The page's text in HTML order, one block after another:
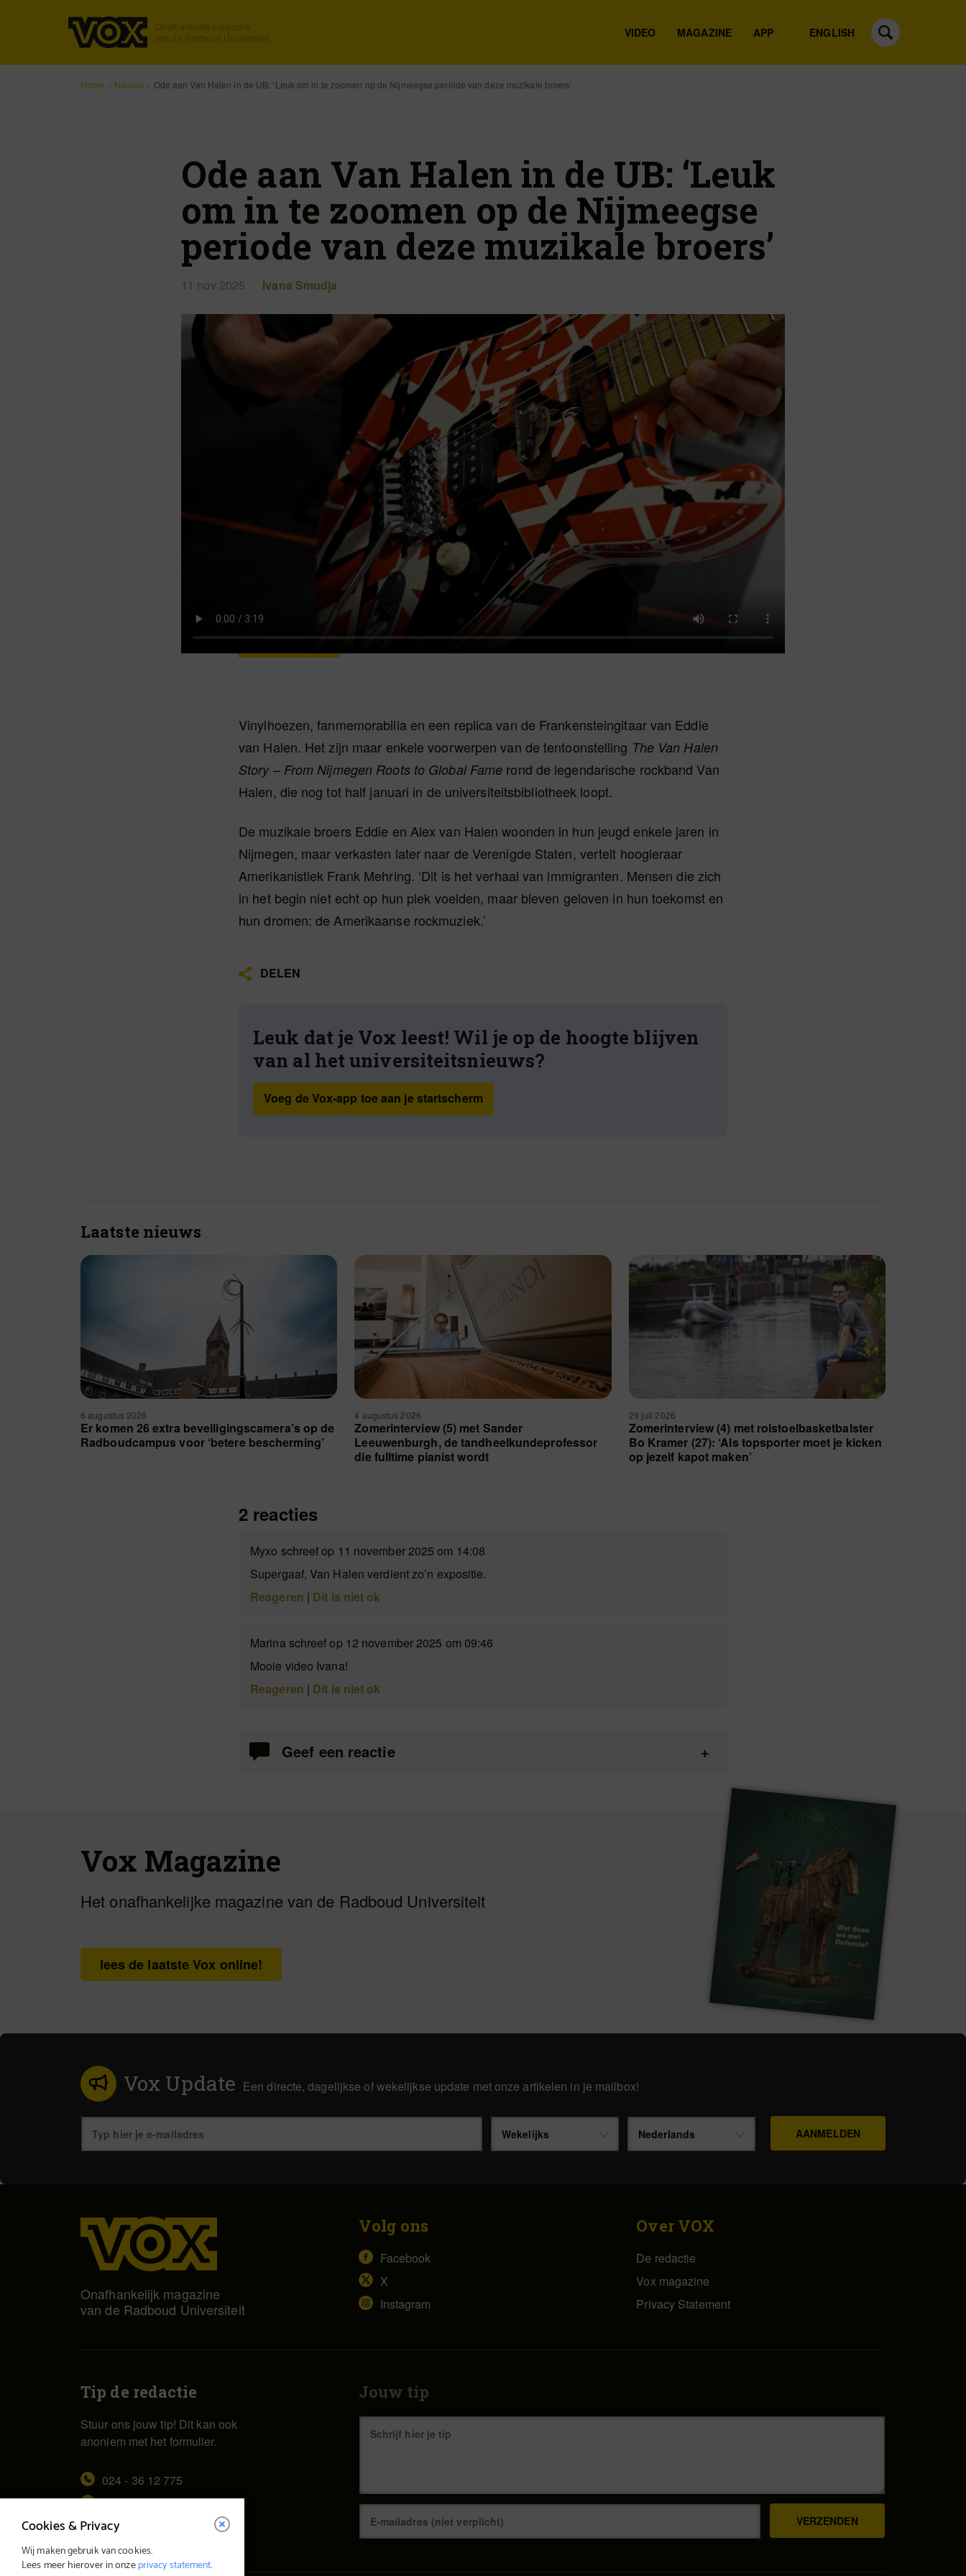
ENGLISH
VIDEO MAGAZINE APP
Home Nieuws Ode aan Van Halen in de UB: ‘Leuk om in te zoomen op de Nijmeegse periode van deze muzikale broers’
Ode aan Van Halen in de UB: ‘Leuk
om in te zoomen op de Nijmeegse
periode van deze muzikale broers’
11 nov 2025 Ivana Smudja
Vinylhoezen, fanmemorabilia en een replica van de Frankensteingitaar van Eddie
van Halen. Het zijn maar enkele voorwerpen van de tentoonstelling The Van Halen
Story – From Nijmegen Roots to Global Fame rond de legendarische rockband Van
Halen, die nog tot half januari in de universiteitsbibliotheek loopt.
De muzikale broers Eddie en Alex van Halen woonden in hun jeugd enkele jaren in
Nijmegen, maar verkasten later naar de Verenigde Staten, vertelt hoogleraar
Amerikanistiek Frank Mehring. ‘Dit is het verhaal van immigranten. Mensen die zich
in het begin niet echt op hun plek voelden, maar bleven geloven in hun toekomst en
hun dromen: de Amerikaanse rockmuziek.’
DELEN
Leuk dat je Vox leest! Wil je op de hoogte blijven
van al het universiteitsnieuws?
Voeg de Vox-app toe aan je startscherm
Laatste nieuws
6 augustus 2026
Er komen 26 extra beveiligingscamera’s op de
Radboudcampus voor ‘betere bescherming’
4 augustus 2026
Zomerinterview (5) met Sander
Leeuwenburgh, de tandheelkundeprofessor
die fulltime pianist wordt
29 juli 2026
Zomerinterview (4) met rolstoelbasketbalster
Bo Kramer (27): ‘Als topsporter moet je kicken
op jezelf kapot maken’
2 reacties
Myxo schreef op 11 november 2025 om 14:08
Supergaaf, Van Halen verdient zo’n expositie.
Reageren | Dit is niet ok
Marina schreef op 12 november 2025 om 09:46
Mooie video Ivana!
Reageren | Dit is niet ok
Geef een reactie
Vox Magazine
Het onafhankelijke magazine van de Radboud Universiteit
lees de laatste Vox online!
Vox Update Een directe, dagelijkse of wekelijkse update met onze artikelen in je mailbox!
Wekelijks Nederlands
Onafhankelijk magazine
van de Radboud Universiteit
Volg ons
Facebook
X
Instagram
Over VOX
De redactie
Vox magazine
Privacy Statement
Tip de redactie
Stuur ons jouw tip! Dit kan ook
anoniem met het formulier.
024 - 36 12 775
redactie@vox.ru.nl
Jouw tip
Cookies & Privacy
Wij maken gebruik van cookies.
Lees meer hierover in onzeprivacy statement.